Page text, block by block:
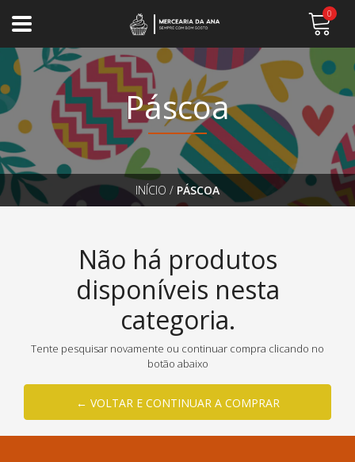
0
INÍCIO / PÁSCOA
Páscoa
Não há produtos
disponíveis nesta
categoria.
Tente pesquisar novamente ou continuar compra clicando no
botão abaixo
← VOLTAR E CONTINUAR A COMPRAR